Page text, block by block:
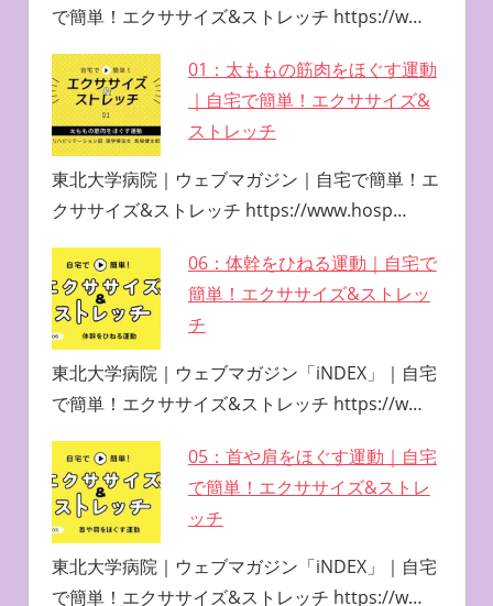
で簡単！エクササイズ&ストレッチ https://w…
01：太ももの筋肉をほぐす運動
｜自宅で簡単！エクササイズ&
ストレッチ
東北大学病院｜ウェブマガジン｜自宅で簡単！エ
クササイズ&ストレッチ https://www.hosp…
06：体幹をひねる運動｜自宅で
簡単！エクササイズ&ストレッ
チ
東北大学病院｜ウェブマガジン「iNDEX」｜自宅
で簡単！エクササイズ&ストレッチ https://w…
05：首や肩をほぐす運動｜自宅
で簡単！エクササイズ&ストレ
ッチ
東北大学病院｜ウェブマガジン「iNDEX」｜自宅
で簡単！エクササイズ&ストレッチ https://w…